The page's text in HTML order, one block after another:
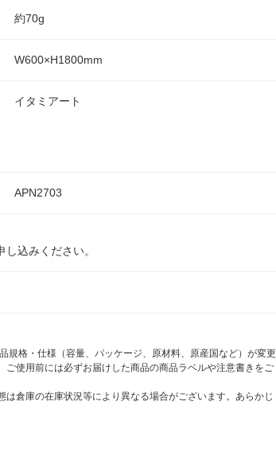
約70g
W600×H1800mm
イタミアート
APN2703
込みください。
規格・仕様（容量、パッケージ、原材料、原産国など）が変更
使用前には必ずお届けした商品の商品ラベルや注意書きをご
倉庫の在庫状況等により異なる場合がございます。あらかじ